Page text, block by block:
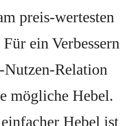
preis-wertesten
ein Verbessern
Nutzen-Relation
mögliche Hebel.
Hebel ist